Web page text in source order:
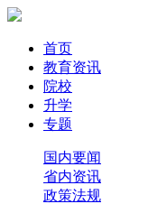
首页
教育资讯
院校
升学
专题
国内要闻
省内资讯
政策法规